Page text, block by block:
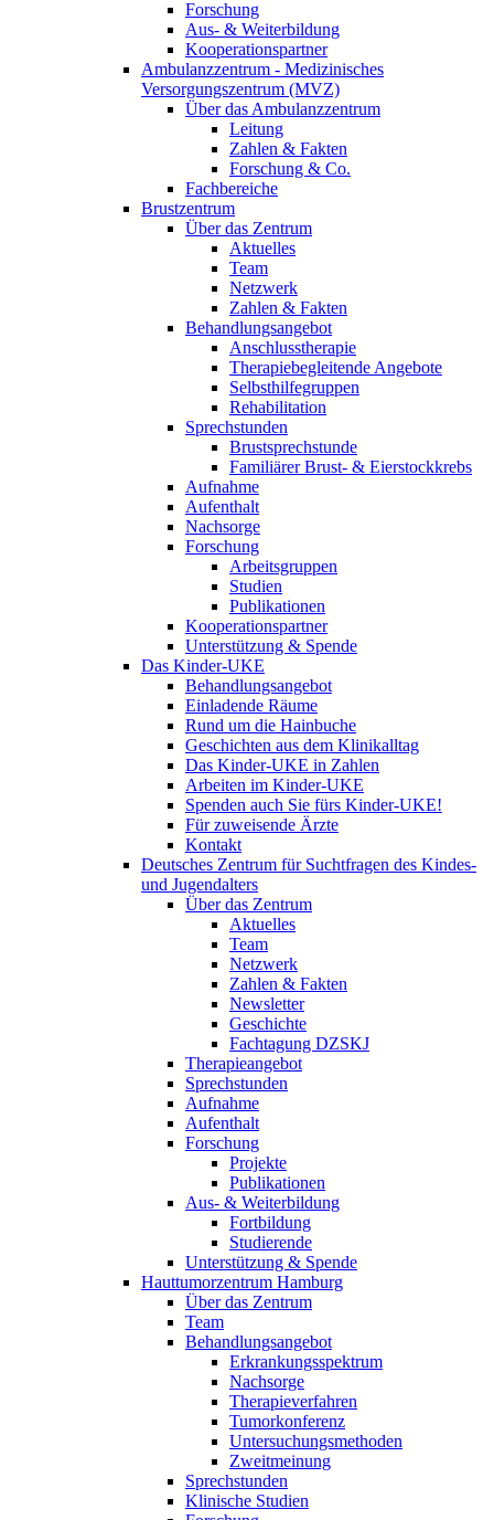
Forschung
Aus- & Weiterbildung
Kooperationspartner
Ambulanzzentrum - Medizinisches
Versorgungszentrum (MVZ)
Über das Ambulanzzentrum
Leitung
Zahlen & Fakten
Forschung & Co.
Fachbereiche
Brustzentrum
Über das Zentrum
Aktuelles
Team
Netzwerk
Zahlen & Fakten
Behandlungsangebot
Anschlusstherapie
Therapiebegleitende Angebote
Selbsthilfegruppen
Rehabilitation
Sprechstunden
Brustsprechstunde
Familiärer Brust- & Eierstockkrebs
Aufnahme
Aufenthalt
Nachsorge
Forschung
Arbeitsgruppen
Studien
Publikationen
Kooperationspartner
Unterstützung & Spende
Das Kinder-UKE
Behandlungsangebot
Einladende Räume
Rund um die Hainbuche
Geschichten aus dem Klinikalltag
Das Kinder-UKE in Zahlen
Arbeiten im Kinder-UKE
Spenden auch Sie fürs Kinder-UKE!
Für zuweisende Ärzte
Kontakt
Deutsches Zentrum für Suchtfragen des Kindes-
und Jugendalters
Über das Zentrum
Aktuelles
Team
Netzwerk
Zahlen & Fakten
Newsletter
Geschichte
Fachtagung DZSKJ
Therapieangebot
Sprechstunden
Aufnahme
Aufenthalt
Forschung
Projekte
Publikationen
Aus- & Weiterbildung
Fortbildung
Studierende
Unterstützung & Spende
Hauttumorzentrum Hamburg
Über das Zentrum
Team
Behandlungsangebot
Erkrankungsspektrum
Nachsorge
Therapieverfahren
Tumorkonferenz
Untersuchungsmethoden
Zweitmeinung
Sprechstunden
Klinische Studien